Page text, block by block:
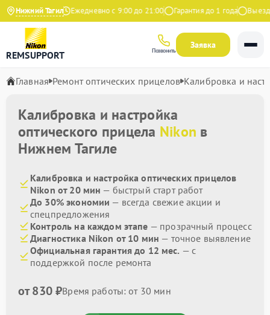
Нижний Тагил
4.9 на Яндекс Ежедневно с 9:00 до 21:00 Гарантия до 1 года Выезд
REMSUPPORT Позвонить
Заявка
Главная Ремонт оптических прицелов Калибровка и
Калибровка и настройка
оптического прицела Nikon в
Нижнем Тагиле
Калибровка и настройка оптических прицелов
Nikon от 20 мин — быстрый старт работ
До 30% экономии — всегда свежие акции и
спецпредложения
Контроль на каждом этапе — прозрачный процесс
Диагностика Nikon от 10 мин — точное выявление
Официальная гарантия до 12 мес. — с
поддержкой после ремонта
от 830 ₽Время работы: от 30 мин